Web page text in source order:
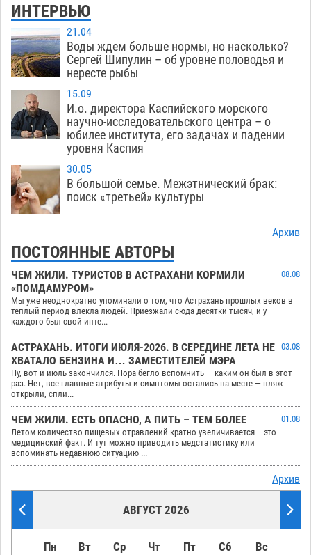
ИНТЕРВЬЮ
21.04
Воды ждем больше нормы, но насколько?
Сергей Шипулин – об уровне половодья и
нересте рыбы
15.09
И.о. директора Каспийского морского
научно-исследовательского центра – о
юбилее института, его задачах и падении
уровня Каспия
30.05
В большой семье. Межэтнический брак:
поиск «третьей» культуры
Архив
ПОСТОЯННЫЕ АВТОРЫ
ЧЕМ ЖИЛИ. ТУРИСТОВ В АСТРАХАНИ КОРМИЛИ
«ПОМДАМУРОМ»
08.08
Мы уже неоднократно упоминали о том, что Астрахань прошлых веков в
теплый период влекла людей. Приезжали сюда десятки тысяч, и у
каждого был свой инте...
АСТРАХАНЬ. ИТОГИ ИЮЛЯ-2026. В СЕРЕДИНЕ ЛЕТА НЕ
ХВАТАЛО БЕНЗИНА И… ЗАМЕСТИТЕЛЕЙ МЭРА
03.08
Ну, вот и июль закончился. Пора бегло вспомнить — каким он был в этот
раз. Нет, все главные атрибуты и симптомы остались на месте — пляж
открыли, спли...
ЧЕМ ЖИЛИ. ЕСТЬ ОПАСНО, А ПИТЬ – ТЕМ БОЛЕЕ
01.08
Летом количество пищевых отравлений кратно увеличивается – это
медицинский факт. И тут можно приводить медстатистику или
вспоминать недавнюю ситуацию ...
Архив
АВГУСТ 2026
Пн Вт Ср Чт Пт Сб Вс